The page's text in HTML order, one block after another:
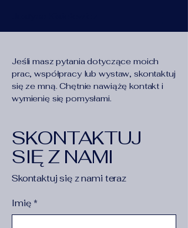
Jeśli masz pytania dotyczące moich
prac, współpracy lub wystaw, skontaktuj
się ze mną. Chętnie nawiążę kontakt i
wymienię się pomysłami.
SKONTAKTUJ
SIĘ Z NAMI
Skontaktuj się z nami teraz
Imię *